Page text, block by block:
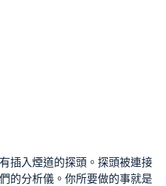
插入煙道的探頭。探頭被連接
的分析儀。你所要做的事就是